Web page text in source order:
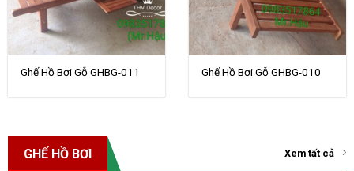
Ghế Hồ Bơi Gỗ GHBG-011 Ghế Hồ Bơi Gỗ GHBG-010
GHẾ HỒ BƠI Xem tất cả